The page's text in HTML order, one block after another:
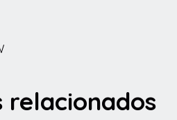
relacionados